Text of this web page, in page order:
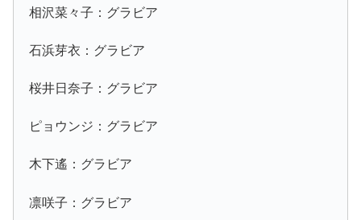
相沢菜々子：グラビア
石浜芽衣：グラビア
桜井日奈子：グラビア
ピョウンジ：グラビア
木下遙：グラビア
凛咲子：グラビア